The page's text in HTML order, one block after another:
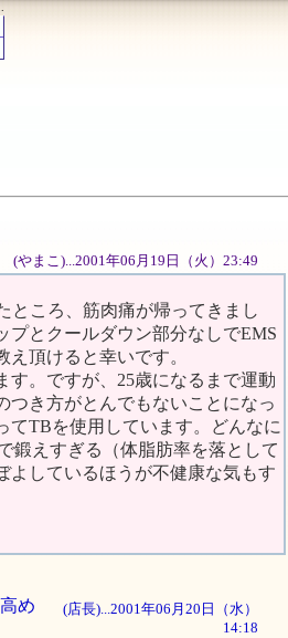
(やまこ)...2001年06月19日（火）23:49
ところ、筋肉痛が帰ってきまし
プとクールダウン部分なしでEMS
頂けると幸いです。
す。ですが、25歳になるまで運動
つき方がとんでもないことになっ
てTBを使用しています。どんなに
鍛えすぎる（体脂肪率を落として
よしているほうが不健康な気もす
め
(店長)...2001年06月20日（水）
14:18